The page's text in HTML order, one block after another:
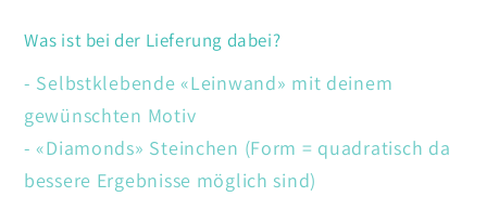
Was ist bei der Lieferung dabei?
- Selbstklebende «Leinwand» mit deinem
gewünschten Motiv
- «Diamonds» Steinchen (Form = quadratisch da
bessere Ergebnisse möglich sind)